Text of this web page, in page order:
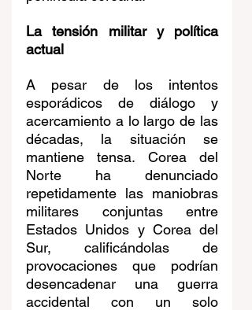
La tensión militar y política
actual
A pesar de los intentos
esporádicos de diálogo y
acercamiento a lo largo de las
décadas, la situación se
mantiene tensa. Corea del
Norte ha denunciado
repetidamente las maniobras
militares conjuntas entre
Estados Unidos y Corea del
Sur, calificándolas de
provocaciones que podrían
desencadenar una guerra
accidental con un solo